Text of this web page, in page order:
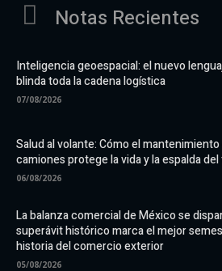
Notas Recientes
Inteligencia geoespacial: el nuevo
blinda toda la cadena logística
07/08/2026
Salud al volante: Cómo el
camiones protege la vida y la espalda
06/08/2026
La balanza comercial de México se
superávit histórico marca el mejor
historia del comercio exterior
05/08/2026